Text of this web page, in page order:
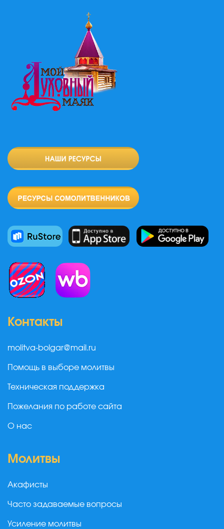
Контакты
molitva-bolgar@mail.ru
Помощь в выборе молитвы
Техническая поддержка
Пожелания по работе сайта
О нас
Молитвы
Акафисты
Часто задаваемые вопросы
Усиление молитвы